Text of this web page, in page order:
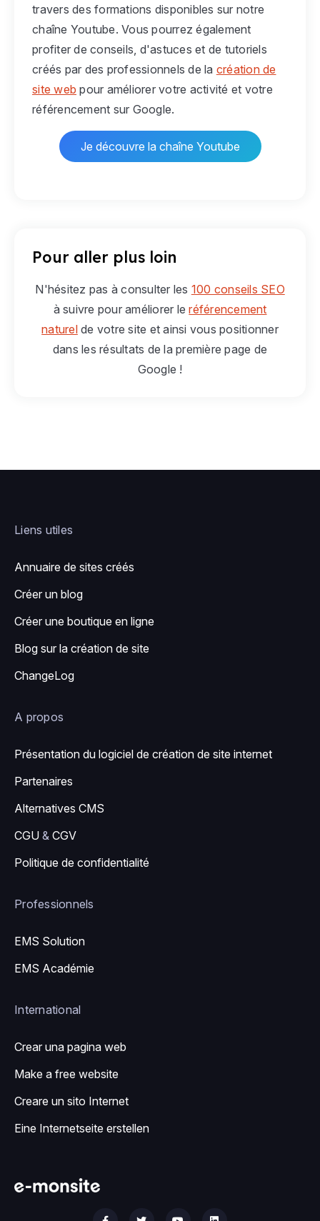
travers des formations disponibles sur notre
chaîne Youtube. Vous pourrez également
profiter de conseils, d'astuces et de tutoriels
créés par des professionnels de la création de
site web pour améliorer votre activité et votre
référencement sur Google.
Je découvre la chaîne Youtube
Pour aller plus loin
N'hésitez pas à consulter les 100 conseils SEO
à suivre pour améliorer leréférencement
naturelde votre site et ainsi vous positionner
dans les résultats de la première page de
Google !
Liens utiles
Annuaire de sites créés
Créer un blog
Créer une boutique en ligne
Blog sur la création de site
ChangeLog
A propos
Présentation du logiciel de création de site internet
Partenaires
Alternatives CMS
CGU & CGV
Politique de confidentialité
Professionnels
EMS Solution
EMS Académie
International
Crear una pagina web
Make a free website
Creare un sito Internet
Eine Internetseite erstellen